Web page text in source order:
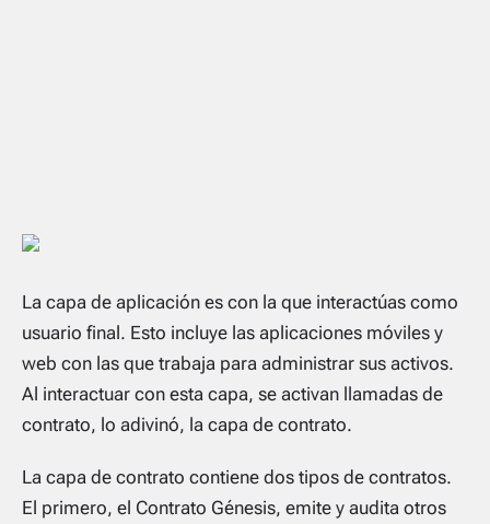
La capa de aplicación es con la que interactúas como
usuario final. Esto incluye las aplicaciones móviles y
web con las que trabaja para administrar sus activos.
Al interactuar con esta capa, se activan llamadas de
contrato, lo adivinó, la capa de contrato.
La capa de contrato contiene dos tipos de contratos.
El primero, el Contrato Génesis, emite y audita otros